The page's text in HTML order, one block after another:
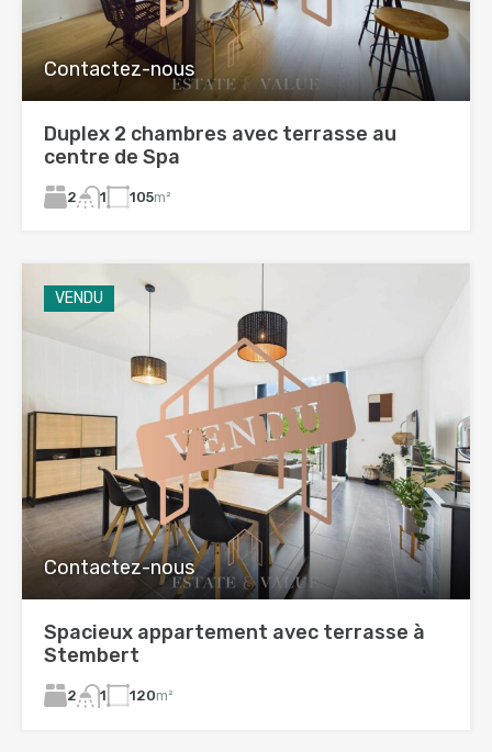
Contactez-nous
Duplex 2 chambres avec terrasse au
centre de Spa
2 1 105m²
VENDU
Contactez-nous
Spacieux appartement avec terrasse à
Stembert
2 1 120m²